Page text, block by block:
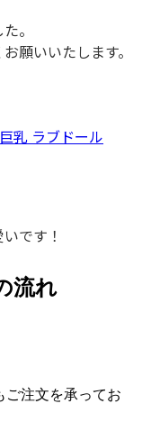
。
願いいたします。
乳 ラブドール
です！
流れ
ご注文を承ってお